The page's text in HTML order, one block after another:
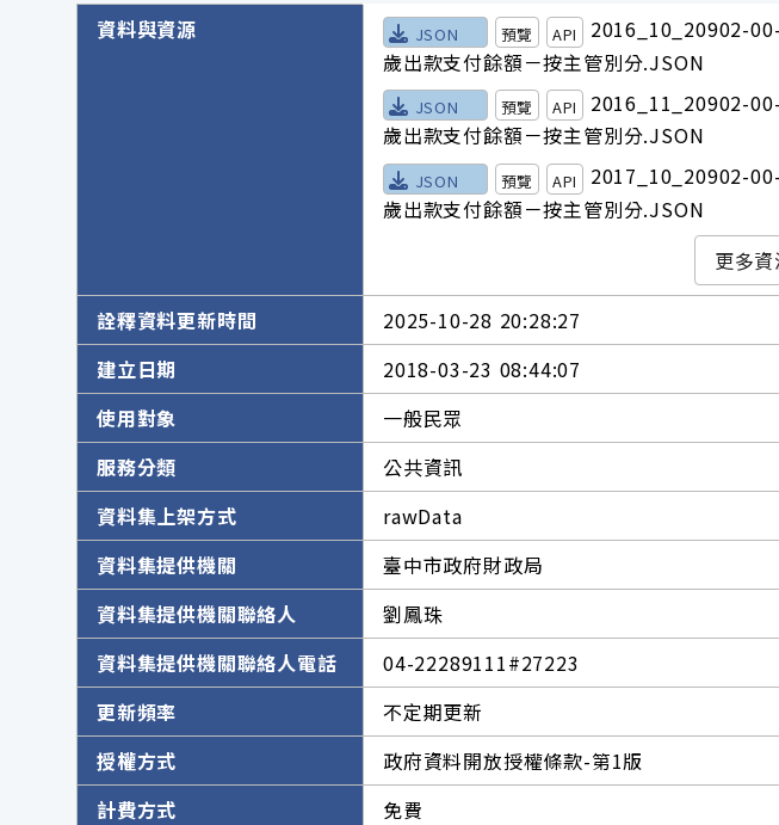
詮釋資料詳細內容
資料與資源 JSON 預覽 API
2016_10_20902-
歲出款支付餘額－按主管別分.JSON
JSON 預覽 API
2016_11_20902-
歲出款支付餘額－按主管別分.JSON
JSON 預覽 API
2017_10_20902-
歲出款支付餘額－按主管別分.JSON
更多資
詮釋資料更新時間
2025-10-28 20:28:27
建立日期
2018-03-23 08:44:07
使用對象
一般民眾
服務分類
公共資訊
資料集上架方式
rawData
資料集提供機關
臺中市政府財政局
資料集提供機關聯絡人
劉鳳珠
資料集提供機關聯絡人電話
04-22289111#27223
更新頻率
不定期更新
授權方式
政府資料開放授權條款-第1版
計費方式
免費